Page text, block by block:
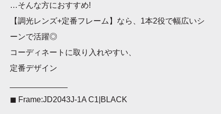
…そんな方におすすめ!
【調光レンズ+定番フレーム】なら、1本2役で幅広いシ
ーンで活躍◎
コーディネートに取り入れやすい、
定番デザイン
◼︎ Frame:JD2043J-1A C1|BLACK